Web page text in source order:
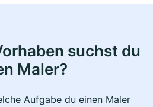
suchst du
Maler?
Aufgabe du einen Maler